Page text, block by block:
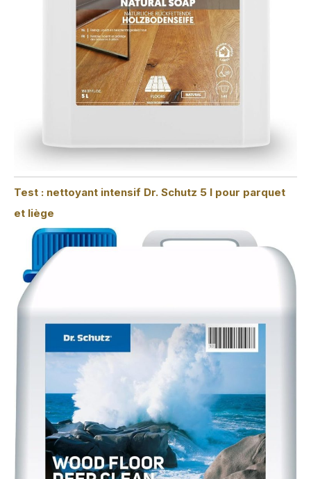
Test : nettoyant intensif Dr. Schutz 5 l pour parquet
et liège